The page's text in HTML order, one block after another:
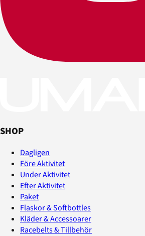
SHOP
Dagligen
Före Aktivitet
Under Aktivitet
Efter Aktivitet
Paket
Flaskor & Softbottles
Kläder & Accessoarer
Racebelts & Tillbehör